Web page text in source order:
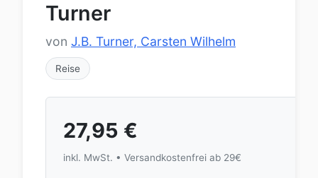
Turner
von J.B. Turner, Carsten Wilhelm
Reise
27,95 €
inkl. MwSt. • Versandkostenfrei ab 29€